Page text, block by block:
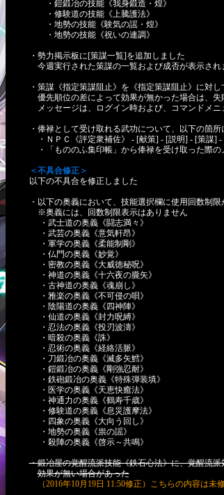
・鎧鍛冶の技能《我身鍛造・煌》
・修験道の技能《上騰護法》
・地勢の技能《験気の謡・煌》
・地勢の技能《祝いの連調》
・勢力掲示板に[策謀一覧]を追加しました
今週実行された策謀の一覧および成否が表示され
・策謀《指定策謀阻止》を《指定策謀阻止》に対し
優先順位の差によって効果が無かった場合は、
メッセージは、ログイン時および、コマンドメ
・俸禄として受け取れる武功について、以下の箇
・ＮＰＣ《評定衆補佐》 - [献策] - [説明] - [策謀] -
・「もののふ集印帳」から俸禄を受け取った際の
＜不具合修正＞
以下の不具合を修正しました
・以下の奥義において、技能選択欄に使用回数制
※奥義には、回数制限表示はありません
・武士道の奥義《闘志満々》
・武芸の奥義《意気軒昂》
・軍学の奥義《柔能制剛》
・仏門の奥義《妙覚》
・密教の奥義《大威徳秘呪》
・神道の奥義《十六夜の朧矢》
・古神道の奥義《魂崩し》
・雅楽の奥義《不可侵の唄》
・陰陽道の奥義《四神陣》
・仙道の奥義《封力呪縛》
・忍法の奥義《投刃波濤》
・暗殺の奥義《誅》
・忍術の奥義《経絡活脈》
・刀鍛冶の奥義《滅多矢鱈》
・鎧鍛冶の奥義《剛強忍耐》
・鉄砲鍛冶の奥義《特殊弾装填》
・医学の奥義《天恵快癒法》
・神通力の奥義《鶴寿千歳》
・修験道の奥義《息災護摩法》
・四象の奥義《大向う回し》
・地勢の奥義《祟の謡》
・殺陣の奥義《啓示～共鳴》
・鍛冶屋の覚醒流派技能《鉄石心法》に、覚醒流
効果が無い場合があった
（2016年10月19日 11:50修正）こちらの内容は